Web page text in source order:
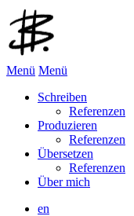
Menü Menü
Schreiben
Referenzen
Produzieren
Referenzen
Übersetzen
Referenzen
Über mich
en